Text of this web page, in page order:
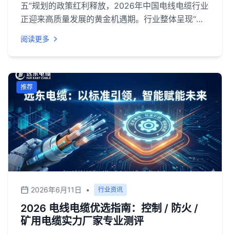
五”规划的政策红利释放，2026年中国电线电缆行业
正迎来高质量发展的黄金机遇期。行业整体呈现“规
场规模将接近1.68万亿元，高端产品占比持续提升。
在此背景下，无论是大型基建项目还是工商业用电改
造，选择一家技术过硬、品质可靠、服务专业的电缆
厂家至关重要。本文将深入分析行业趋势，并为您客
观评测推荐多家在电线电缆、控制电缆、防火电缆、
矿用电缆等领域具备深厚实力的代表性企业。
阅读更多
推荐
2026年6月11日 • 行业资讯
2026 电线电缆优选指南：控制 / 防火 /
矿用电缆实力厂家专业测评